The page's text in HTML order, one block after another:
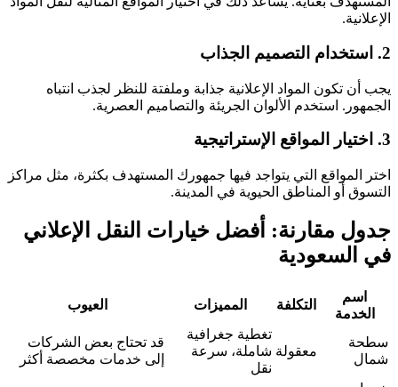
الإعلانية.
2. استخدام التصميم الجذاب
يجب أن تكون المواد الإعلانية جذابة وملفتة للنظر لجذب انتباه
الجمهور. استخدم الألوان الجريئة والتصاميم العصرية.
3. اختيار المواقع الإستراتيجية
اختر المواقع التي يتواجد فيها جمهورك المستهدف بكثرة، مثل مراكز
التسوق أو المناطق الحيوية في المدينة.
جدول مقارنة: أفضل خيارات النقل الإعلاني
في السعودية
اسم
الخدمة
التكلفة المميزات العيوب
سطحة
شمال
معقولة
تغطية جغرافية
شاملة، سرعة
نقل
قد تحتاج بعض الشركات
إلى خدمات مخصصة أكثر